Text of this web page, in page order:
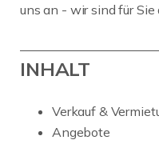
uns an - wir sind für Sie
INHALT
Verkauf &
Angebote